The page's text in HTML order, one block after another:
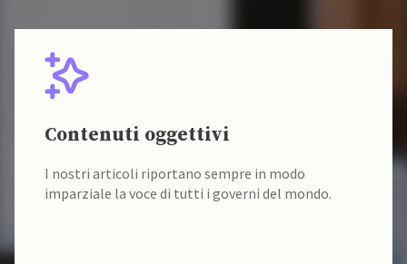
Contenuti oggettivi
I nostri articoli riportano sempre in modo
imparziale la voce di tutti i governi del mondo.